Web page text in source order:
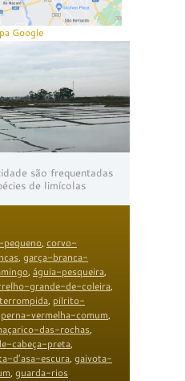
Google
são frequentadas
de limícolas
pequeno, corvo-
, garça-branca-
, águia-pesqueira,
grande-de-coleira,
, pilrito-
perna-vermelha-comum,
das-rochas,
cabeça-preta,
d’asa-escura, gaivota-
, guarda-rios